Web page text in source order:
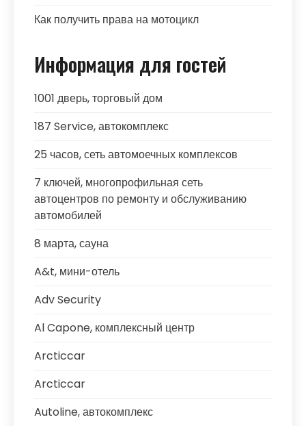
Как получить права на мотоцикл
Информация для гостей
1001 дверь, торговый дом
187 Service, автокомплекс
25 часов, сеть автомоечных комплексов
7 ключей, многопрофильная сеть
автоцентров по ремонту и обслуживанию
автомобилей
8 марта, сауна
A&t, мини-отель
Adv Security
Al Capone, комплексный центр
Arcticcar
Arcticcar
Autoline, автокомплекс